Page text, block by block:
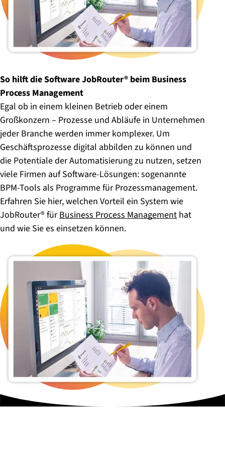
So hilft die Software JobRouter® beim Business
Process Management
Egal ob in einem kleinen Betrieb oder einem
Großkonzern – Prozesse und Abläufe in Unternehmen
jeder Branche werden immer komplexer. Um
Geschäftsprozesse digital abbilden zu können und
die Potentiale der Automatisierung zu nutzen, setzen
viele Firmen auf Software-Lösungen: sogenannte
BPM-Tools als Programme für Prozessmanagement.
Erfahren Sie hier, welchen Vorteil ein System wie
JobRouter® fürBusiness Process Management hat
und wie Sie es einsetzen können.